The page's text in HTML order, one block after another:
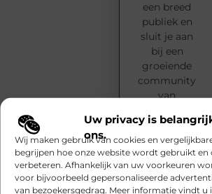
Uw privacy is
ons.
Wij maken gebruik van cookies en
begrijpen hoe onze website wordt gebruikt en
verbeteren. Afhankelijk van uw voorkeuren
voor bijvoorbeeld gepersonaliseerde
van bezoekersgedrag. Meer informatie vindt u
een breed
publiek en
sluit je aan
bij een
groeiende
community
van
denkers en
schrijvers.
Start
vandaag